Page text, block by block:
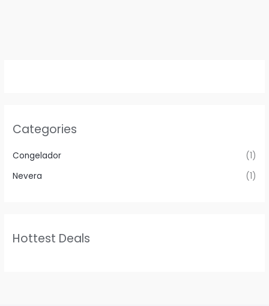
Categories
Congelador
(1)
Nevera
(1)
Hottest Deals